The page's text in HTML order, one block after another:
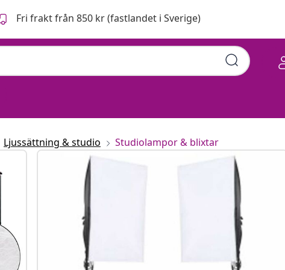
Fri frakt från 850 kr (fastlandet i Sverige)
Ljussättning & studio Studiolampor & blixtar